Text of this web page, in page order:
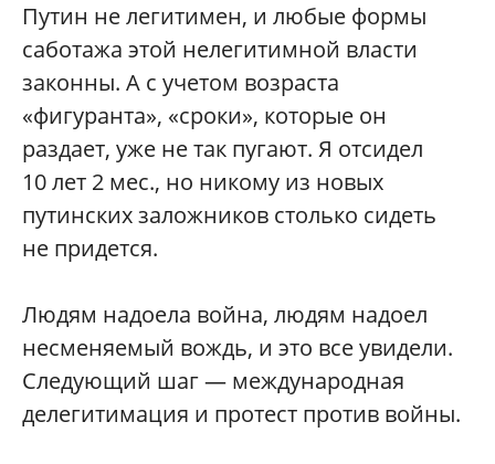
Путин не легитимен, и любые формы
саботажа этой нелегитимной власти
законны. А с учетом возраста
«фигуранта», «сроки», которые он
раздает, уже не так пугают. Я отсидел
10 лет 2 мес., но никому из новых
путинских заложников столько сидеть
не придется.
Людям надоела война, людям надоел
несменяемый вождь, и это все увидели.
Следующий шаг — международная
делегитимация и протест против войны.